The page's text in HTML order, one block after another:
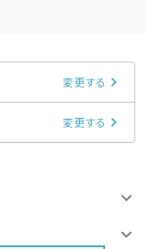
変更する
変更する